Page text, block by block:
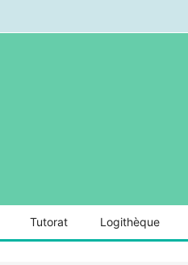
Tutorat Logithèque